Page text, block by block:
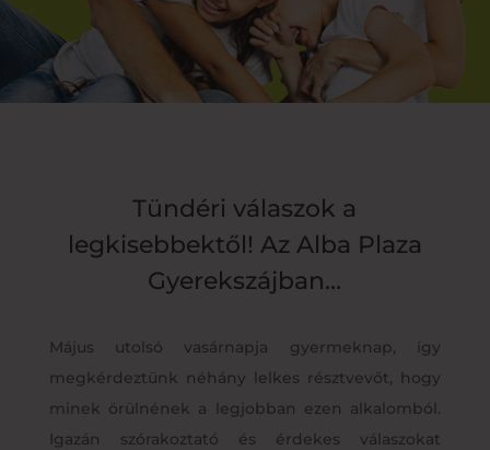
Tündéri válaszok a
legkisebbektől! Az Alba Plaza
Gyerekszájban…
Május utolsó vasárnapja gyermeknap, így
megkérdeztünk néhány lelkes résztvevőt, hogy
minek örülnének a legjobban ezen alkalomból.
Igazán szórakoztató és érdekes válaszokat